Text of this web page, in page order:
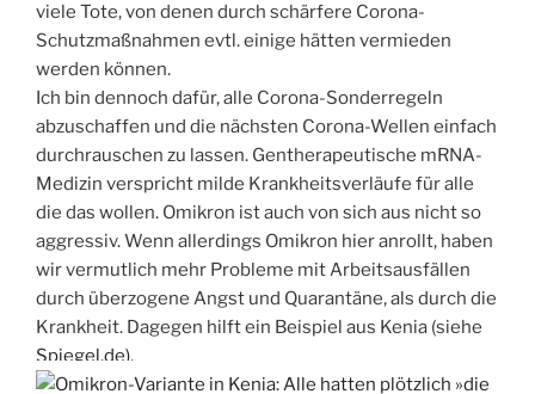
viele Tote, von denen durch schärfere Corona-
Schutzmaßnahmen evtl. einige hätten vermieden
werden können.
Ich bin dennoch dafür, alle Corona-Sonderregeln
abzuschaffen und die nächsten Corona-Wellen einfach
durchrauschen zu lassen. Gentherapeutische mRNA-
Medizin verspricht milde Krankheitsverläufe für alle
die das wollen. Omikron ist auch von sich aus nicht so
aggressiv. Wenn allerdings Omikron hier anrollt, haben
wir vermutlich mehr Probleme mit Arbeitsausfällen
durch überzogene Angst und Quarantäne, als durch die
Krankheit. Dagegen hilft ein Beispiel aus Kenia (siehe
Spiegel.de).